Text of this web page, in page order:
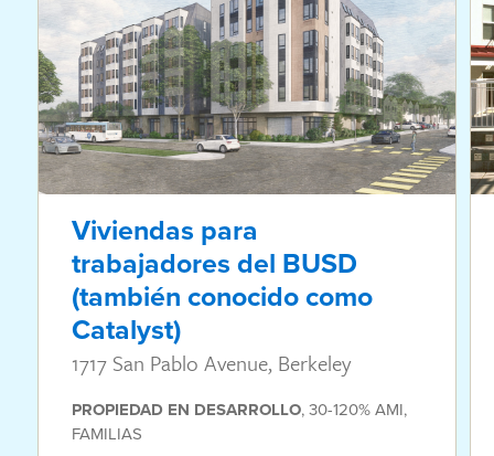
Viviendas para
trabajadores del BUSD
(también conocido como
Catalyst)
1717 San Pablo Avenue, Berkeley
PROPIEDAD EN DESARROLLO,30-120% AMI,
FAMILIAS